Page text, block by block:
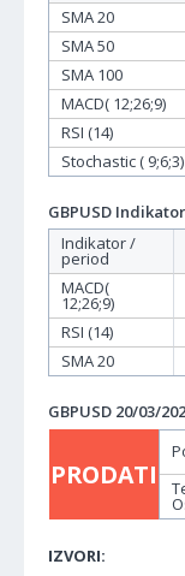
SMA 20
SMA 50
SMA 100
MACD( 12;26;9)
RSI (14)
Stochastic ( 9;6;3)
GBPUSD
Indikator /
period
MACD(
12;26;9)
RSI (14)
SMA 20
GBPUSD 20/03/
PRODATI
IZVORI: